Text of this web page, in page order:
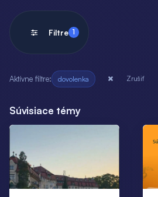
Filtre 1
Aktívne filtre: dovolenka Zrušiť
Súvisiace témy